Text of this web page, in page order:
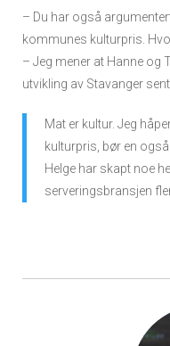
– Du har også
kommunes kulturpris.
– Jeg mener at Hanne og
utvikling av Stavanger
Mat er kultur. Jeg
kulturpris, bør en
Helge har skapt noe
serveringsbransjen